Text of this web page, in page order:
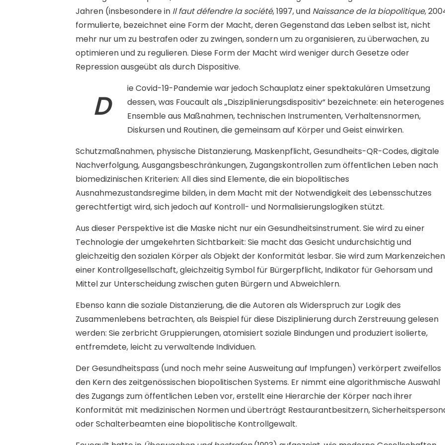
Jahren (insbesondere in Il faut défendre la société, 1997, und Naissance de la biopolitique,
formulierte, bezeichnet eine Form der Macht, deren Gegenstand das Leben selbst ist, nicht
mehr nur um zu bestrafen oder zu zwingen, sondern um zu organisieren, zu überwachen, zu
optimieren und zu regulieren. Diese Form der Macht wird weniger durch Gesetze oder
Repression ausgeübt als durch Dispositive.
D
ie Covid-19-Pandemie war jedoch Schauplatz einer spektakulären Umsetzung
dessen, was Foucault als „Disziplinierungsdispositiv“ bezeichnete: ein heterogenes
Ensemble aus Maßnahmen, technischen Instrumenten, Verhaltensnormen,
Diskursen und Routinen, die gemeinsam auf Körper und Geist einwirken.
Schutzmaßnahmen, physische Distanzierung, Maskenpflicht, Gesundheits-QR-Codes, digitale
Nachverfolgung, Ausgangsbeschränkungen, Zugangskontrollen zum öffentlichen Leben nach
biomedizinischen Kriterien: All dies sind Elemente, die ein biopolitisches
Ausnahmezustandsregime bilden, in dem Macht mit der Notwendigkeit des Lebensschutzes
gerechtfertigt wird, sich jedoch auf Kontroll- und Normalisierungslogiken stützt.
Aus dieser Perspektive ist die Maske nicht nur ein Gesundheitsinstrument. Sie wird zu einer
Technologie der umgekehrten Sichtbarkeit: Sie macht das Gesicht undurchsichtig und
gleichzeitig den sozialen Körper als Objekt der Konformität lesbar. Sie wird zum Markenzeichen
einer Kontrollgesellschaft, gleichzeitig Symbol für Bürgerpflicht, Indikator für Gehorsam und
Mittel zur Unterscheidung zwischen guten Bürgern und Abweichlern.
Ebenso kann die soziale Distanzierung, die die Autoren als Widerspruch zur Logik des
Zusammenlebens betrachten, als Beispiel für diese Disziplinierung durch Zerstreuung gelesen
werden: Sie zerbricht Gruppierungen, atomisiert soziale Bindungen und produziert isolierte,
entfremdete, leicht zu verwaltende Individuen.
Der Gesundheitspass (und noch mehr seine Ausweitung auf Impfungen) verkörpert zweifellos
den Kern des zeitgenössischen biopolitischen Systems. Er nimmt eine algorithmische Auswahl
des Zugangs zum öffentlichen Leben vor, erstellt eine Hierarchie der Körper nach ihrer
Konformität mit medizinischen Normen und überträgt Restaurantbesitzern,
oder Schalterbeamten eine biopolitische Kontrollgewalt.